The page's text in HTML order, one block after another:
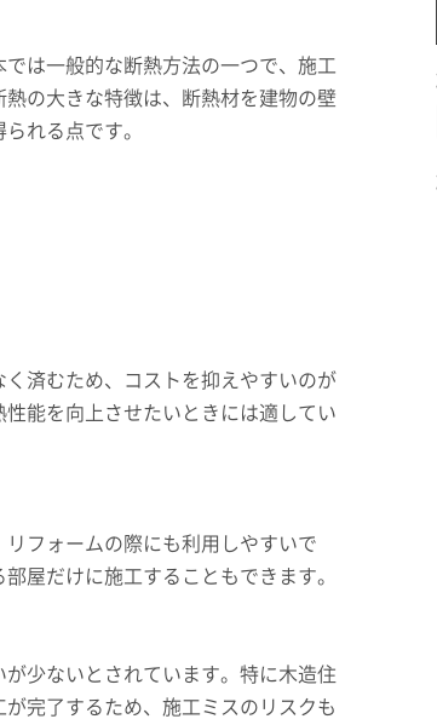
は一般的な断熱方法の一つで、施工
の大きな特徴は、断熱材を建物の壁
れる点です。
済むため、コストを抑えやすいのが
能を向上させたいときには適してい
フォームの際にも利用しやすいで
屋だけに施工することもできます。
少ないとされています。特に木造住
完了するため、施工ミスのリスクも